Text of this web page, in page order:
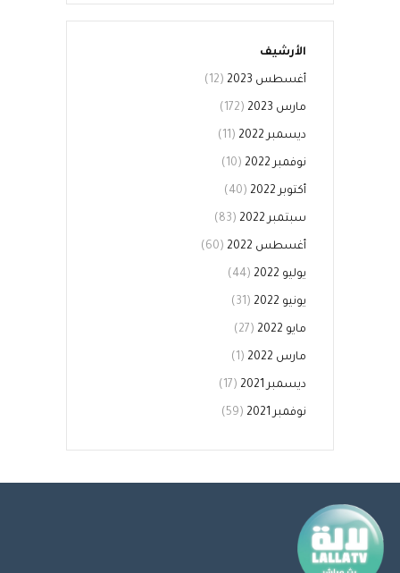
الأرشيف
أغسطس 2023 (12)
مارس 2023 (172)
ديسمبر 2022 (11)
نوفمبر 2022 (10)
أكتوبر 2022 (40)
سبتمبر 2022 (83)
أغسطس 2022 (60)
يوليو 2022 (44)
يونيو 2022 (31)
مايو 2022 (27)
مارس 2022 (1)
ديسمبر 2021 (17)
نوفمبر 2021 (59)